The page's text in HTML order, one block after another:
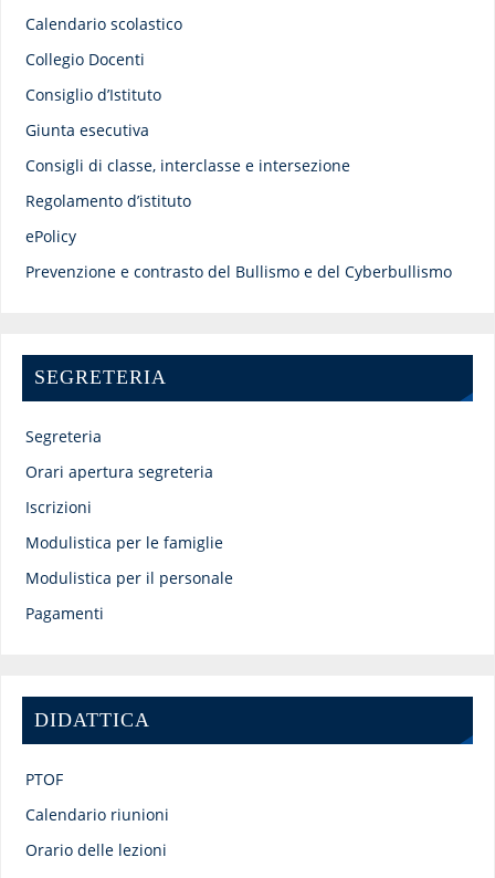
Calendario scolastico
Collegio Docenti
Consiglio d’Istituto
Giunta esecutiva
Consigli di classe, interclasse e intersezione
Regolamento d’istituto
ePolicy
Prevenzione e contrasto del Bullismo e del Cyberbullismo
SEGRETERIA
Segreteria
Orari apertura segreteria
Iscrizioni
Modulistica per le famiglie
Modulistica per il personale
Pagamenti
DIDATTICA
PTOF
Calendario riunioni
Orario delle lezioni